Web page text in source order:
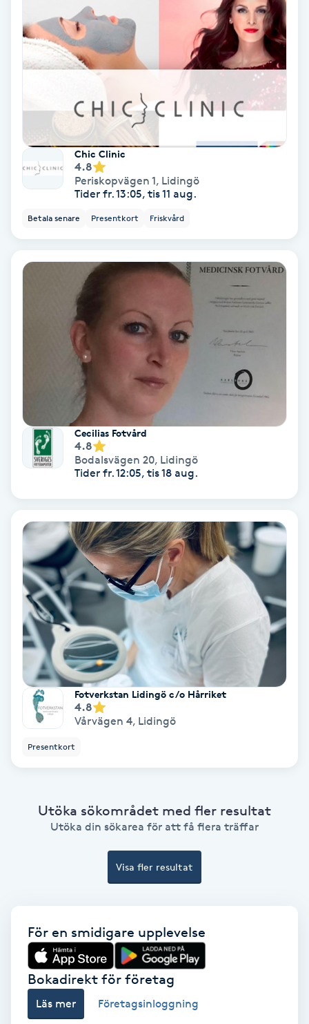
Eyeliner-tatuering
Faceliftmassage
Fet hårbotten
Fettreducering
Fransar
Fransfärgning
Fransförlängning
Fransförlängning Megavolym
Fransförlängning Volym
Fransk manikyr
Fransrengöring
Frekvensterapi
Friskvårdsmassage
Färgning
Föning
Chic Clinic
4.8
Periskopvägen 1, Lidingö
Tider fr. 13:05, tis 11 aug.
Betala senare Presentkort Friskvård
Cecilias Fotvård
4.8
Bodalsvägen 20, Lidingö
Tider fr. 12:05, tis 18 aug.
Fotverkstan Lidingö c/o Hårriket
4.8
Vårvägen 4, Lidingö
Presentkort
Utöka sökområdet med fler resultat
Utöka din sökarea för att få flera träffar
Visa fler resultat
För en smidigare upplevelse
Bokadirekt för företag
Läs mer Företagsinloggning